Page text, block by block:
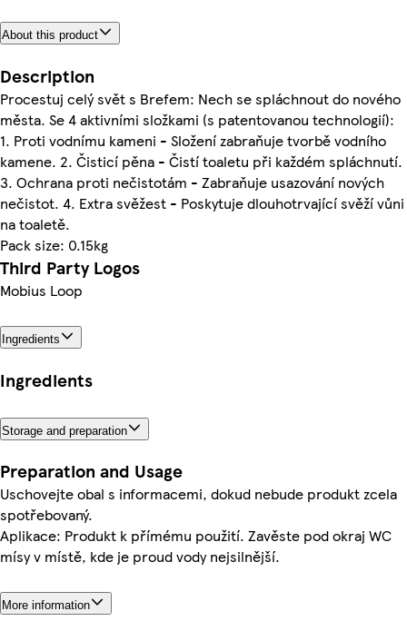
About this product
Description
Procestuj celý svět s Brefem: Nech se spláchnout do nového
města. Se 4 aktivními složkami (s patentovanou technologií):
1. Proti vodnímu kameni - Složení zabraňuje tvorbě vodního
kamene. 2. Čisticí pěna - Čistí toaletu při každém spláchnutí.
3. Ochrana proti nečistotám - Zabraňuje usazování nových
nečistot. 4. Extra svěžest - Poskytuje dlouhotrvající svěží vůni
na toaletě.
Pack size: 0.15kg
Third Party Logos
Mobius Loop
Ingredients
Ingredients
Storage and preparation
Preparation and Usage
Uschovejte obal s informacemi, dokud nebude produkt zcela
spotřebovaný.
Aplikace: Produkt k přímému použití. Zavěste pod okraj WC
mísy v místě, kde je proud vody nejsilnější.
More information